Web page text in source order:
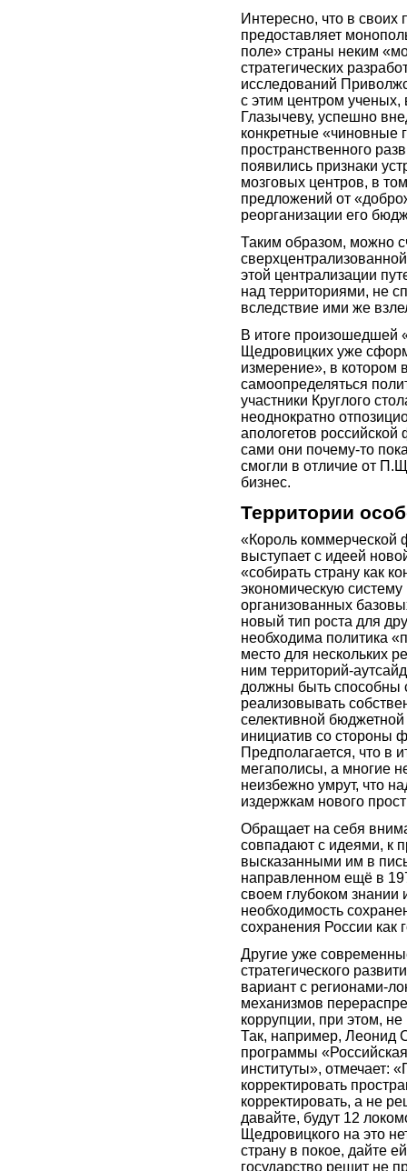
Интересно, что в своих
предоставляет
поле» страны неким
стратегических
исследований
с этим центром ученых,
Глазычеву, успешно
конкретные «чиновные
пространственного
появились признаки
мозговых центров, в
предложений от
реорганизации его
Таким образом, можно
этой централизации
над территориями, не
вследствие ими же
В итоге произошедшей
Щедровицких уже
измерение», в котором
самоопределяться
участники Круглого
неоднократно
апологетов
сами они почему-то
смогли в отличие от
бизнес.
Территории
«Король
выступает с идеей
«собирать страну как
экономическую
организованных
новый тип роста для
необходима политика
место для нескольких
ним территорий-
должны быть способны
реализовывать
селективной
инициатив со стороны
Предполагается, что в
мегаполисы, а многие
неизбежно умрут, что
издержкам нового
Обращает на себя
совпадают с идеями, к
высказанными им в
направленном ещё в
своем глубоком
необходимость
сохранения России как
Другие уже
стратегического
вариант с регионами-
механизмов
коррупции, при этом,
Так, например, Леонид
программы
институты», отмечает:
корректировать
корректировать, а не
давайте, будут 12
Щедровицкого на это
страну в покое, дайте
государство решит не